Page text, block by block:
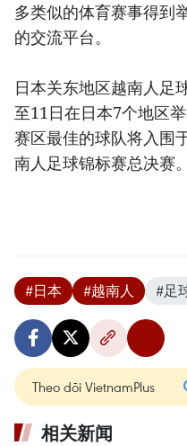
多类似的体育赛事得到
的交流平台。
日本关东地区越南人足
至11日在日本7个地区
赛区最佳的球队将入围
南人足球锦标赛总决赛
#日本 #越南人 #足
Theo dõi VietnamPlus
相关新闻